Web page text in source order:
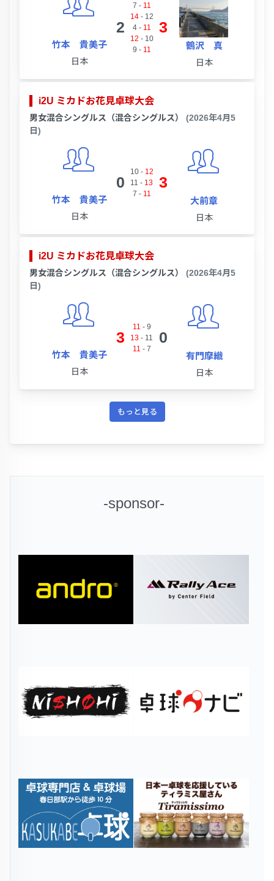
竹本 貴美子
日本
2
7 - 11
14- 12
4- 11
12 - 10
9 - 11
3
鶴沢 真
日本
i2U ミカドお花見卓球大会
男女混合シングルス（混合シングルス）
(2026年4月5
日)
竹本 貴美子
日本
0
10- 12
11 - 13
7 - 11
3
大前章
日本
i2U ミカドお花見卓球大会
男女混合シングルス（混合シングルス）
(2026年4月5
日)
竹本 貴美子
日本
3
11 - 9
13 - 11
11 - 7
0
有門摩織
日本
もっと見る
-sponsor-